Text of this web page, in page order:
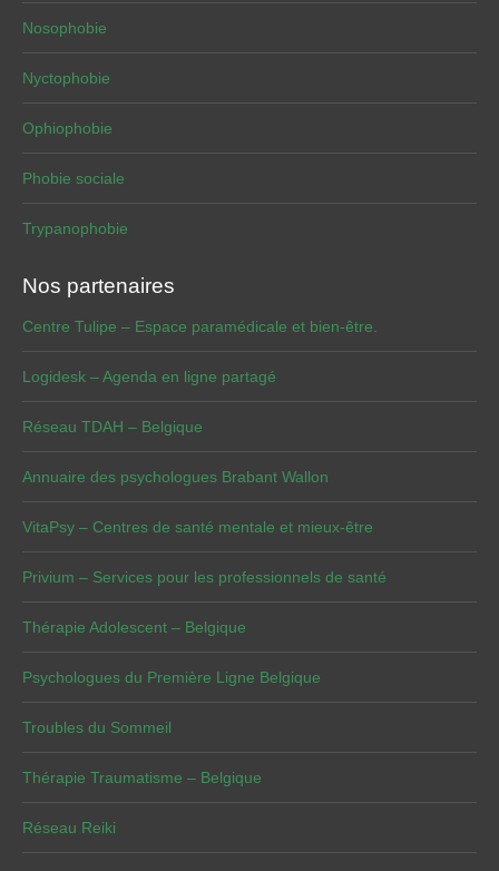
Nosophobie
Nyctophobie
Ophiophobie
Phobie sociale
Trypanophobie
Nos partenaires
Centre Tulipe – Espace paramédicale et bien-être.
Logidesk – Agenda en ligne partagé
Réseau TDAH – Belgique
Annuaire des psychologues Brabant Wallon
VitaPsy – Centres de santé mentale et mieux-être
Privium – Services pour les professionnels de santé
Thérapie Adolescent – Belgique
Psychologues du Première Ligne Belgique
Troubles du Sommeil
Thérapie Traumatisme – Belgique
Réseau Reiki